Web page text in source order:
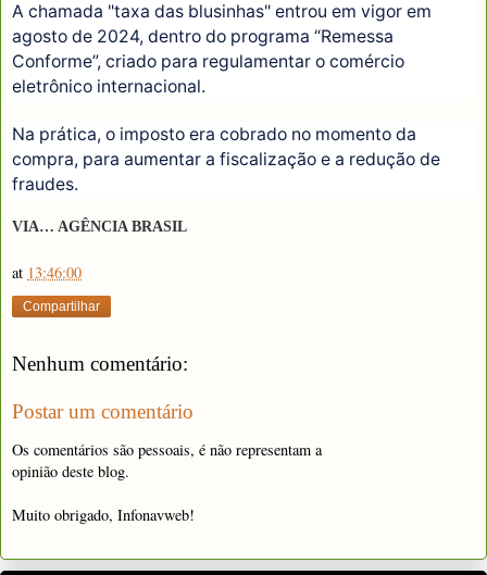
A chamada "taxa das blusinhas" entrou em vigor em
agosto de 2024, dentro do programa “Remessa
Conforme”, criado para regulamentar o comércio
eletrônico internacional.
Na prática, o imposto era cobrado no momento da
compra, para aumentar a fiscalização e a redução de
fraudes.
VIA… AGÊNCIA BRASIL
at 13:46:00
Compartilhar
Nenhum comentário:
Postar um comentário
Os comentários são pessoais, é não representam a
opinião deste blog.
Muito obrigado, Infonavweb!